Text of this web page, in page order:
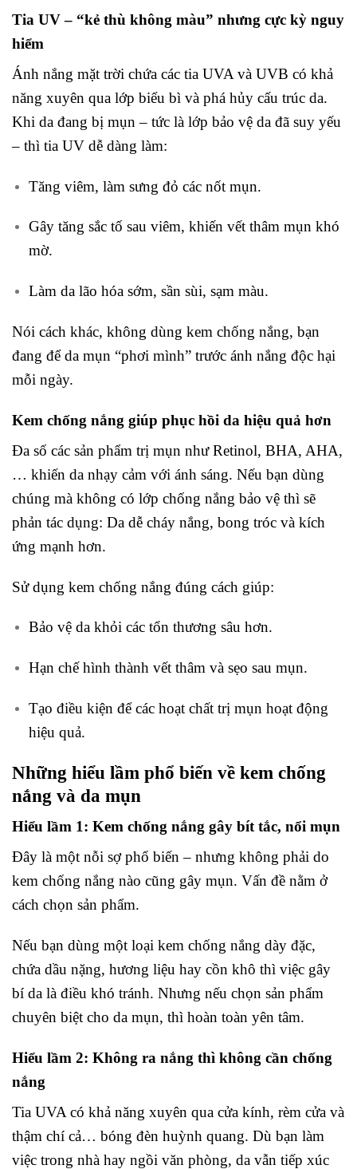
Tia UV – “kẻ thù không màu” nhưng cực kỳ nguy
hiểm
Ánh nắng mặt trời chứa các tia UVA và UVB có khả
năng xuyên qua lớp biểu bì và phá hủy cấu trúc da.
Khi da đang bị mụn – tức là lớp bảo vệ da đã suy yếu
– thì tia UV dễ dàng làm:
Tăng viêm, làm sưng đỏ các nốt mụn.
Gây tăng sắc tố sau viêm, khiến vết thâm mụn khó
mờ.
Làm da lão hóa sớm, sần sùi, sạm màu.
Nói cách khác, không dùng kem chống nắng, bạn
đang để da mụn “phơi mình” trước ánh nắng độc hại
mỗi ngày.
Kem chống nắng giúp phục hồi da hiệu quả hơn
Đa số các sản phẩm trị mụn như Retinol, BHA, AHA,
… khiến da nhạy cảm với ánh sáng. Nếu bạn dùng
chúng mà không có lớp chống nắng bảo vệ thì sẽ
phản tác dụng: Da dễ cháy nắng, bong tróc và kích
ứng mạnh hơn.
Sử dụng kem chống nắng đúng cách giúp:
Bảo vệ da khỏi các tổn thương sâu hơn.
Hạn chế hình thành vết thâm và sẹo sau mụn.
Tạo điều kiện để các hoạt chất trị mụn hoạt động
hiệu quả.
Những hiểu lầm phổ biến về kem chống
nắng và da mụn
Hiểu lầm 1: Kem chống nắng gây bít tắc, nổi mụn
Đây là một nỗi sợ phổ biến – nhưng không phải do
kem chống nắng nào cũng gây mụn. Vấn đề nằm ở
cách chọn sản phẩm.
Nếu bạn dùng một loại kem chống nắng dày đặc,
chứa dầu nặng, hương liệu hay cồn khô thì việc gây
bí da là điều khó tránh. Nhưng nếu chọn sản phẩm
chuyên biệt cho da mụn, thì hoàn toàn yên tâm.
Hiểu lầm 2: Không ra nắng thì không cần chống
nắng
Tia UVA có khả năng xuyên qua cửa kính, rèm cửa và
thậm chí cả… bóng đèn huỳnh quang. Dù bạn làm
việc trong nhà hay ngồi văn phòng, da vẫn tiếp xúc